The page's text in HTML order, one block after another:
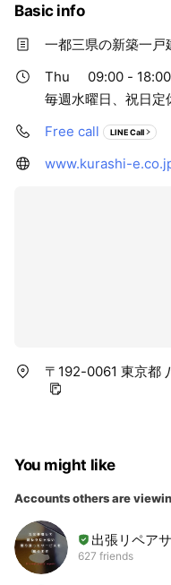
Basic info
一都三県の新築一戸
Thu
09:00 - 18:00
毎週水曜日、祝日定
Free call
LINE Call
www.kurashi-
〒192-0061 東京都
You might like
Accounts others are
出張リペア
627 friends